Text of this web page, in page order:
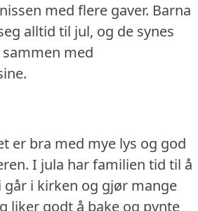
med flere gaver. Barna
alltid til jul, og de synes
med
er bra med mye lys og god
I jula har familien tid til å
går i kirken og gjør mange
liker godt å bake og pynte